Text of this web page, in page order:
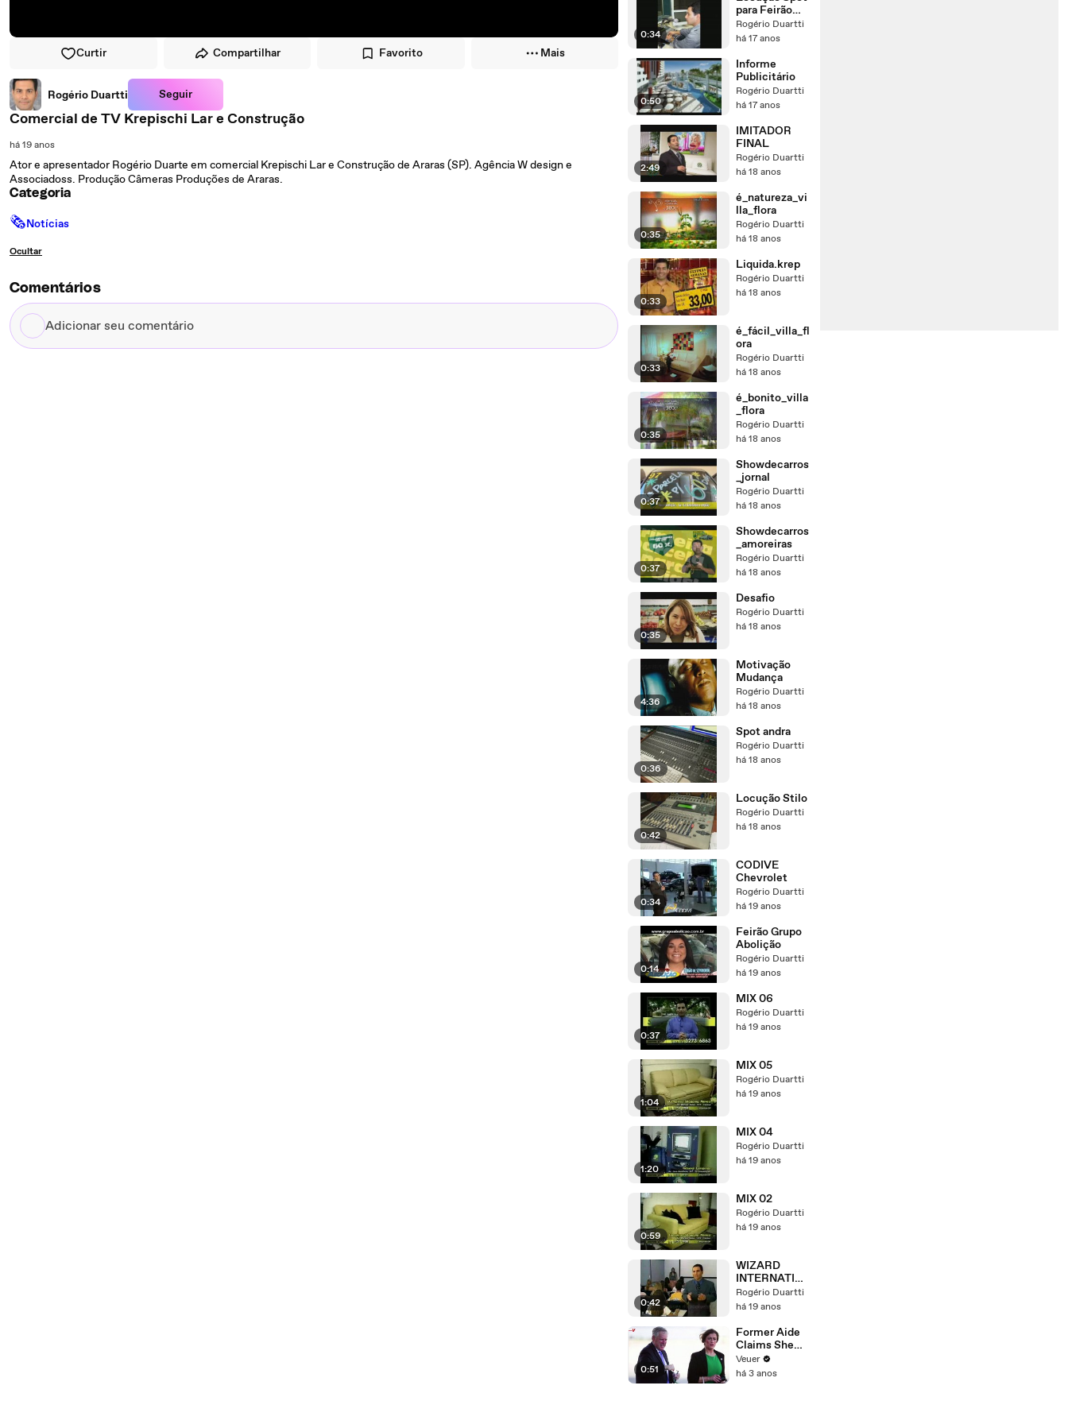
Curtir Compartilhar Favorito Mais
Rogério Duartti Seguir
Comercial de TV Krepischi Lar e Construção
há 19 anos
Ator e apresentador Rogério Duarte em comercial Krepischi Lar e Construção de Araras (SP). Agência W design e
Associadoss. Produção Câmeras Produções de Araras.
Categoria
🗞Notícias
Ocultar
Comentários
Adicionar
seu
0:34
para Feirão
Volkswagen
Rogério Duartti
há 17 anos
0:50
Informe
Publicitário
Rogério Duartti
há 17 anos
2:49
IMITADOR
FINAL
Rogério Duartti
há 18 anos
0:35
é_natureza_vi
lla_flora
Rogério Duartti
há 18 anos
0:33
Liquida.krep
Rogério Duartti
há 18 anos
0:33
é_fácil_villa_fl
ora
Rogério Duartti
há 18 anos
0:35
é_bonito_villa
_flora
Rogério Duartti
há 18 anos
0:37
Showdecarros
_jornal
Rogério Duartti
há 18 anos
0:37
Showdecarros
_amoreiras
Rogério Duartti
há 18 anos
0:35
Desafio
Rogério Duartti
há 18 anos
4:36
Motivação
Mudança
Rogério Duartti
há 18 anos
0:36
Spot andra
Rogério Duartti
há 18 anos
0:42
Locução Stilo
Rogério Duartti
há 18 anos
0:34
CODIVE
Chevrolet
Rogério Duartti
há 19 anos
0:14
Feirão Grupo
Abolição
Rogério Duartti
há 19 anos
0:37
MIX 06
Rogério Duartti
há 19 anos
1:04
MIX 05
Rogério Duartti
há 19 anos
1:20
MIX 04
Rogério Duartti
há 19 anos
0:59
MIX 02
Rogério Duartti
há 19 anos
0:42
WIZARD
INTERNATIO
NAL
Rogério Duartti
há 19 anos
0:51
Former Aide
Claims She
Was Asked to
Make a ‘Hit
Veuer
há 3 anos